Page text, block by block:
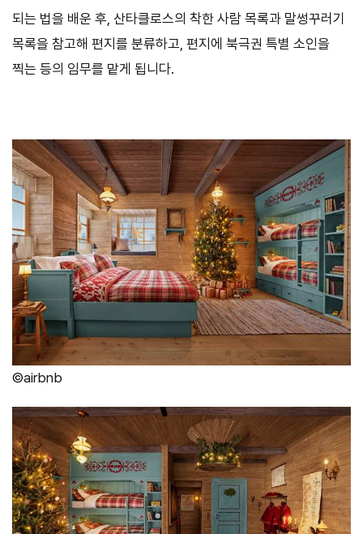
되는 법을 배운 후, 산타클로스의 착한 사람 목록과 말썽꾸러기
목록을 참고해 편지를 분류하고, 편지에 북극권 특별 소인을
찍는 등의 임무를 맡게 됩니다.
©airbnb